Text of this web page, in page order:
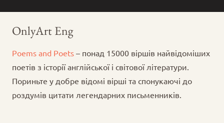
OnlyArt Eng
Poems and Poets – понад 15000 віршів найвідоміших
поетів з історії англійської і світової літератури.
Пориньте у добре відомі вірші та спонукаючі до
роздумів цитати легендарних письменників.